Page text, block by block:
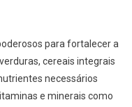
para fortalecer a
cereais integrais
necessários
e minerais como